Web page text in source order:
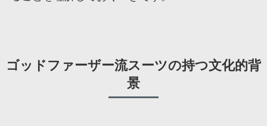
ゴッドファーザー流スーツの持つ文化的背
景